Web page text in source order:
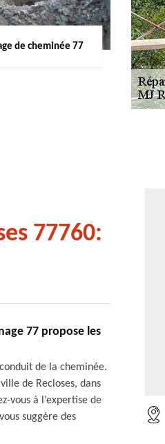
de cheminée 77
77760:
77 propose les
de la cheminée.
de Recloses, dans
vous à l’expertise de
suggère des